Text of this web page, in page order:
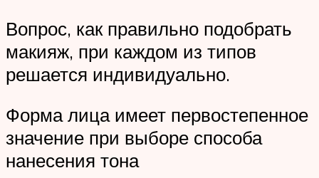
Вопрос, как правильно подобрать
макияж, при каждом из типов
решается индивидуально.
Форма лица имеет первостепенное
значение при выборе способа
нанесения тона